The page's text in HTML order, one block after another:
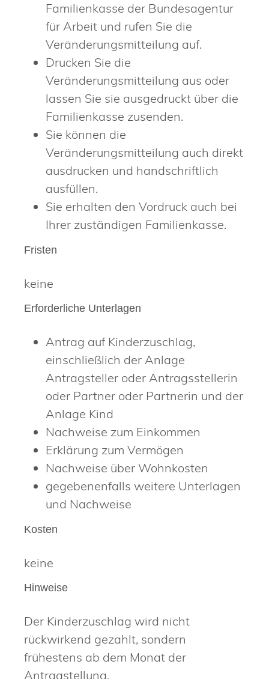
Familienkasse der Bundesagentur
für Arbeit und rufen Sie die
Veränderungsmitteilung auf.
Drucken Sie die
Veränderungsmitteilung aus oder
lassen Sie sie ausgedruckt über die
Familienkasse zusenden.
Sie können die
Veränderungsmitteilung auch direkt
ausdrucken und handschriftlich
ausfüllen.
Sie erhalten den Vordruck auch bei
Ihrer zuständigen Familienkasse.
Fristen
keine
Erforderliche Unterlagen
Antrag auf Kinderzuschlag,
einschließlich der Anlage
Antragsteller oder Antragsstellerin
oder Partner oder Partnerin und der
Anlage Kind
Nachweise zum Einkommen
Erklärung zum Vermögen
Nachweise über Wohnkosten
gegebenenfalls weitere Unterlagen
und Nachweise
Kosten
keine
Hinweise
Der Kinderzuschlag wird nicht
rückwirkend gezahlt, sondern
frühestens ab dem Monat der
Antragstellung.